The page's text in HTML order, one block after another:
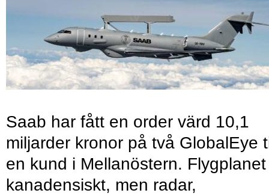
Saab har fått en order värd 10,1
miljarder kronor på två GlobalEye
en kund i Mellanöstern.
kanadensiskt, men radar,